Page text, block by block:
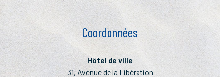
Coordonnées
Hôtel de ville
31, Avenue de la Libération